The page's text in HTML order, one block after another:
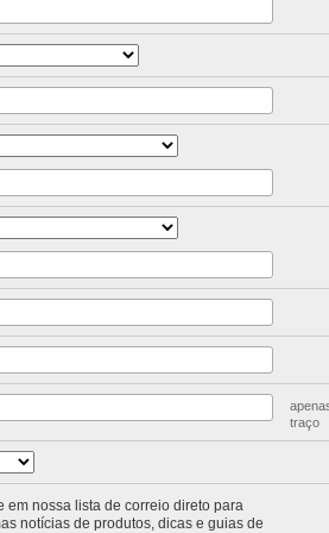
traço
em nossa lista de correio direto para
notícias de produtos, dicas e guias de